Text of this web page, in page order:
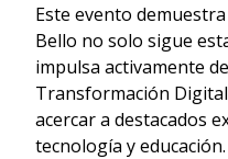
Este evento
Bello no solo sigue
impulsa activamente
Transformación
acercar a destacados
tecnología y educación.